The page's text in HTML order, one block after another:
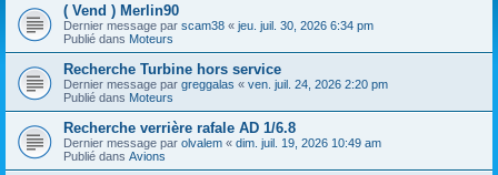
( Vend ) Merlin90
Dernier message par scam38 « jeu. juil. 30, 2026 6:34 pm
Publié dans Moteurs
Recherche Turbine hors service
Dernier message par greggalas « ven. juil. 24, 2026 2:20 pm
Publié dans Moteurs
Recherche verrière rafale AD 1/6.8
Dernier message par olvalem « dim. juil. 19, 2026 10:49 am
Publié dans Avions